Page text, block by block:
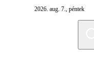
2026. aug. 7., péntek